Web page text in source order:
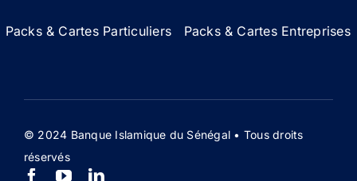
Packs & Cartes Particuliers Packs & Cartes Entreprises
© 2024 Banque Islamique du Sénégal • Tous droits
réservés